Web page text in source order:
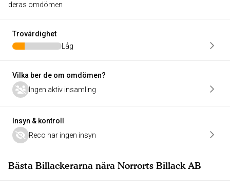
deras omdömen
Trovärdighet
Låg
Vilka ber de om omdömen?
Ingen aktiv insamling
Insyn & kontroll
Reco har ingen insyn
Bästa Billackerarna nära Norrorts Billack AB